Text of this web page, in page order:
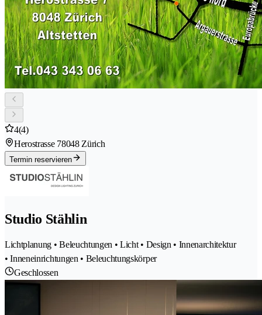
4(4)
Herostrasse 78048 Zürich
Termin reservieren
Studio Stählin
Lichtplanung • Beleuchtungen • Licht • Design • Innenarchitektur
• Inneneinrichtungen • Beleuchtungskörper
Geschlossen